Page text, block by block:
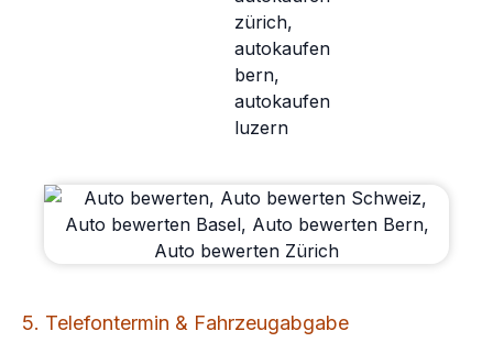
5. Telefontermin & Fahrzeugabgabe